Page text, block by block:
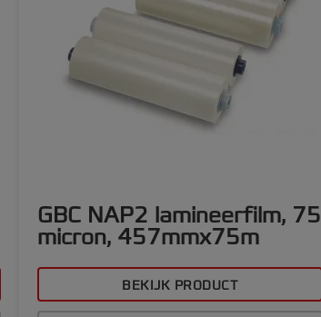
GBC NAP2 lamineerfilm, 75
micron, 457mmx75m
BEKIJK PRODUCT